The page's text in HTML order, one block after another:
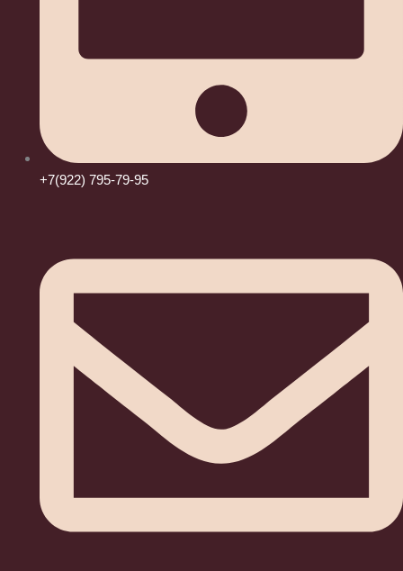
+7(922) 795-79-95